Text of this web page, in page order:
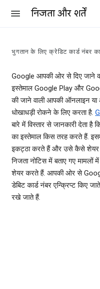
निजता और शर्तें
भुगतान के लिए क्रेडिट कार्ड नंबर
Google आपकी ओर से दिए जाने
इस्तेमाल Google Play और
की जाने वाली आपकी ऑनलाइन
धोखाधड़ी रोकने के लिए करता है.
बारे में विस्तार से जानकारी देता
का इस्तेमाल किस तरह करते हैं.
इकट्ठा करते हैं और उसे कैसे
निजता नोटिस में बताए गए मामलों
शेयर करते हैं. आपकी ओर से
डेबिट कार्ड नंबर एन्क्रिप्ट किए
रखे जाते हैं.